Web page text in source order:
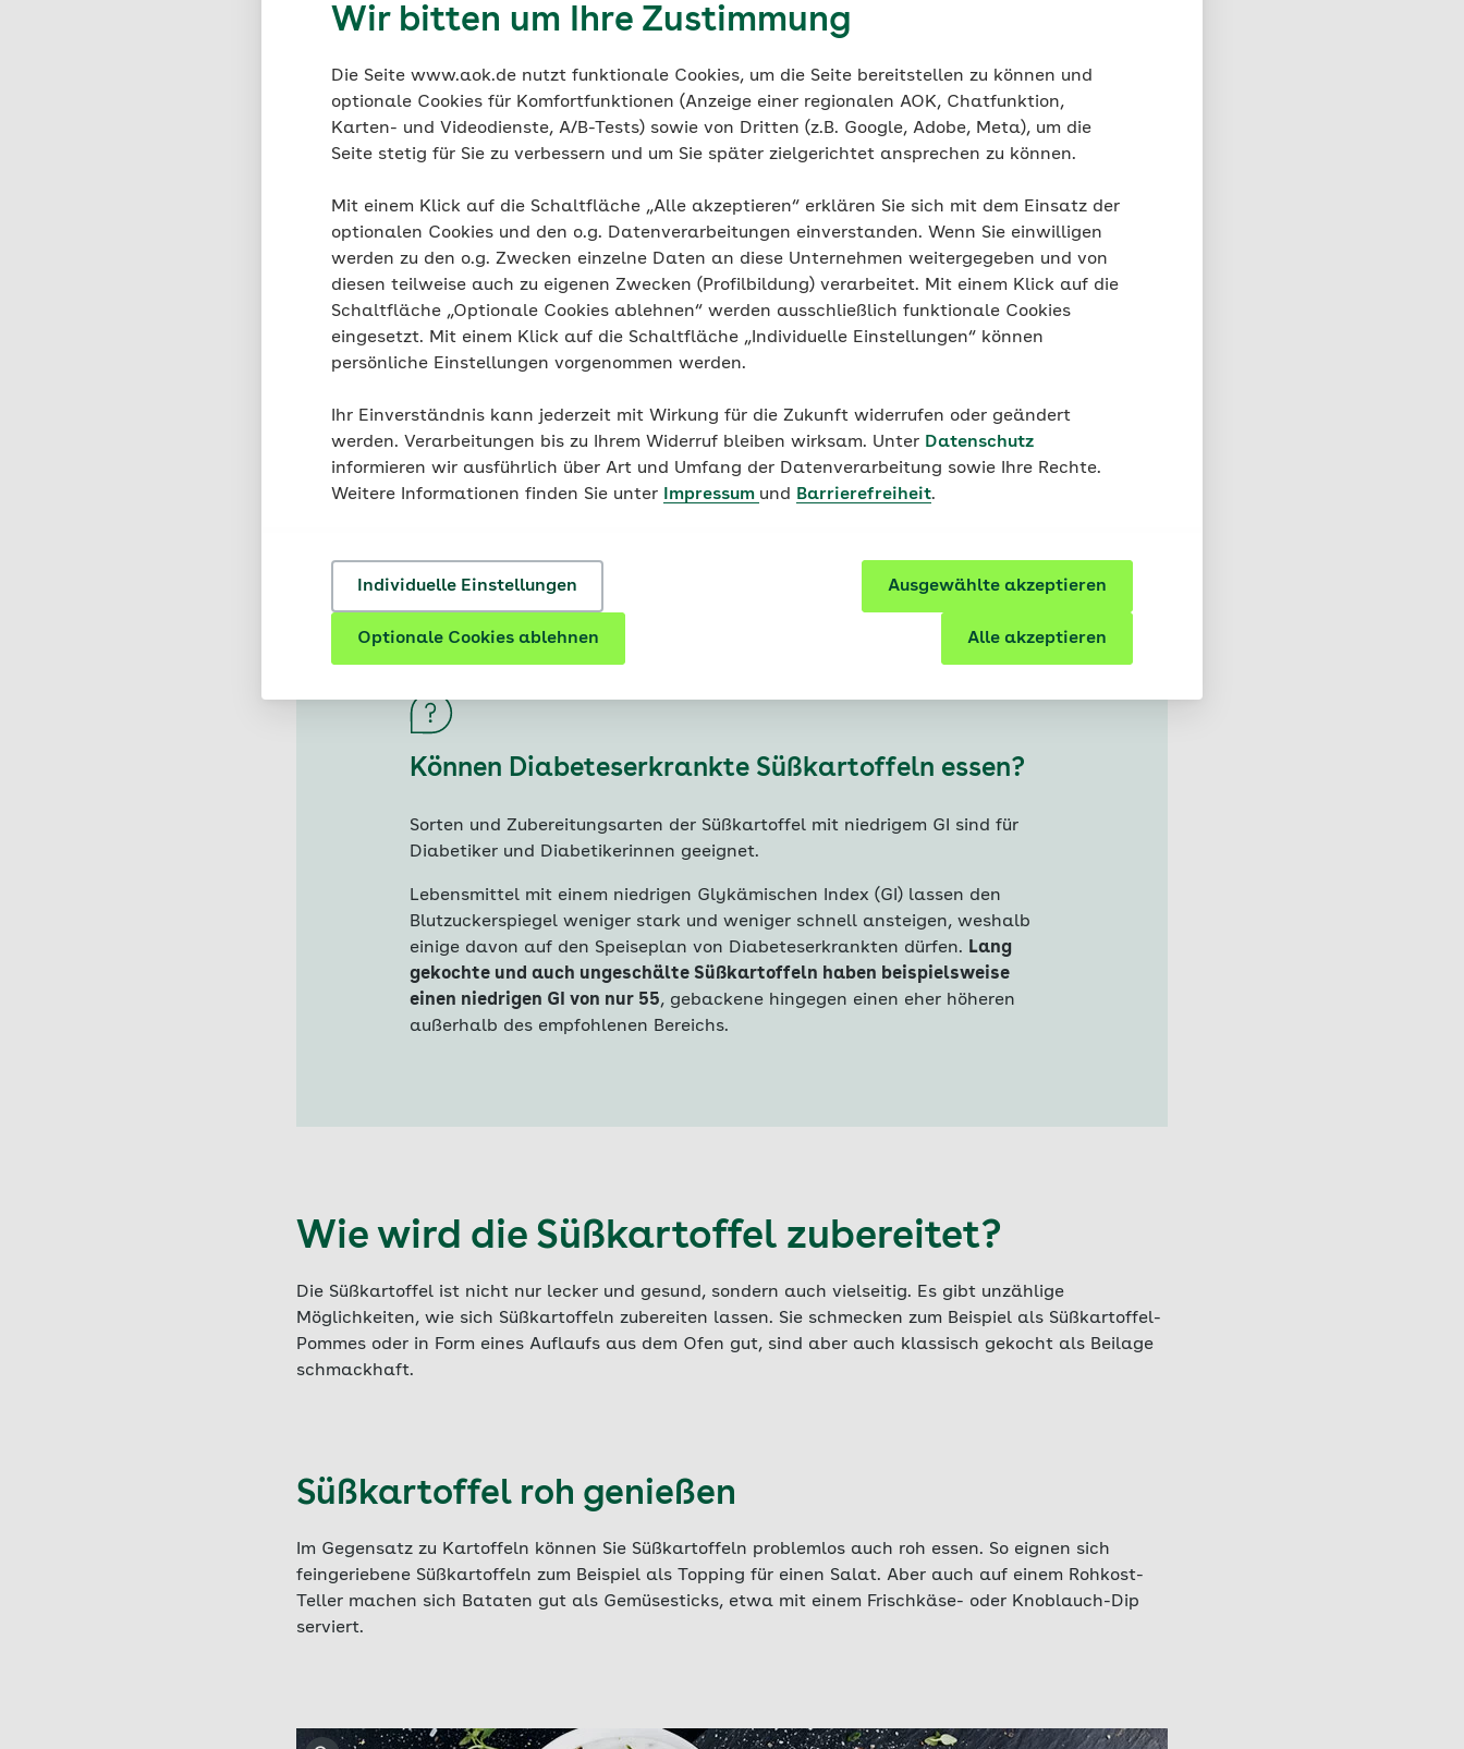
Wir bitten um Ihre Zustimmung
Die Seite www.aok.de nutzt funktionale Cookies, um die Seite bereitstellen zu können und
optionale Cookies für Komfortfunktionen (Anzeige einer regionalen AOK, Chatfunktion,
Karten- und Videodienste, A/B-Tests) sowie von Dritten (z.B. Google, Adobe, Meta), um die
Seite stetig für Sie zu verbessern und um Sie später zielgerichtet ansprechen zu können.
Mit einem Klick auf die Schaltfläche „Alle akzeptieren“ erklären Sie sich mit dem Einsatz der
optionalen Cookies und den o.g. Datenverarbeitungen einverstanden. Wenn Sie einwilligen
werden zu den o.g. Zwecken einzelne Daten an diese Unternehmen weitergegeben und von
diesen teilweise auch zu eigenen Zwecken (Profilbildung) verarbeitet. Mit einem Klick auf die
Schaltfläche „Optionale Cookies ablehnen“ werden ausschließlich funktionale Cookies
eingesetzt. Mit einem Klick auf die Schaltfläche „Individuelle Einstellungen“ können
persönliche Einstellungen vorgenommen werden.
Ihr Einverständnis kann jederzeit mit Wirkung für die Zukunft widerrufen oder geändert
werden. Verarbeitungen bis zu Ihrem Widerruf bleiben wirksam. Unter Datenschutz
informieren wir ausführlich über Art und Umfang der Datenverarbeitung sowie Ihre Rechte.
Weitere Informationen finden Sie unter
Impressum und Barrierefreiheit.
Individuelle Einstellungen Ausgewählte akzeptieren
Optionale Cookies ablehnen Alle akzeptieren
Welche Nährstoffe stecken in der
Süßkartoffel?
Bataten sind gute Sattmacher.Sie enthalten wenig Fett und Eiweiß und liefern durch den Gehalt an
Kohlenhydraten jede Menge Energie und Ballaststoffe. Im Vergleich: Die Kartoffel enthält weniger
Kohlenhydrate und Ballaststoffe als die Süßkartoffel, allerdings im Verhältnis auch weniger Fett.
Neben Kohlenhydraten punkten Süßkartoffeln auch mit vielenVitaminenund Mineralstoffen.
enthalten zum Beispiel mehr Calcium, Vitamin CundVitamin Eals Kartoffeln.
Besonders reichhaltig
sind sie an Beta-Carotin, der Vorstufe von Vitamin A, die den Bataten ihre leuchtend orange Farbe
wichtige Funktionen im Stoffwechsel. Es sorgt zum Beispiel dafür, dass sich die Zellen ausbilden
können – das ist unter anderem wichtig, um Haut und Schleimhäute gesund zu halten. Bekannt ist
Vitamin A zudem als „Augen-Vitamin“. In seiner umgewandelten Form Retinal sorgt es in der Netzhaut
dafür, dass das Sehen gut funktioniert.
Können Diabeteserkrankte Süßkartoffeln essen?
Sorten und Zubereitungsarten der Süßkartoffel mit niedrigem GI sind für
Diabetiker und Diabetikerinnen geeignet.
Lebensmittel mit einem niedrigen Glykämischen Index (GI) lassen den
Blutzuckerspiegel weniger stark und weniger schnell ansteigen, weshalb
einige davon auf den Speiseplan von Diabeteserkrankten dürfen. Lang
gekochte und auch ungeschälte Süßkartoffeln haben beispielsweise
einen niedrigen GI von nur 55, gebackene hingegen einen eher höheren
außerhalb des empfohlenen Bereichs.
Wie wird die Süßkartoffel zubereitet?
Die Süßkartoffel ist nicht nur lecker und gesund, sondern auch vielseitig. Es gibt unzählige
Möglichkeiten, wie sich Süßkartoffeln zubereiten lassen. Sie schmecken zum Beispiel als Süßkartoffel-
Pommes oder in Form eines Auflaufs aus dem Ofen gut, sind aber auch klassisch gekocht als Beilage
schmackhaft.
Süßkartoffel roh genießen
Im Gegensatz zu Kartoffeln können Sie Süßkartoffeln problemlos auch roh essen. So eignen sich
feingeriebene Süßkartoffeln zum Beispiel als Topping für einen Salat. Aber auch auf einem Rohkost-
Teller machen sich Bataten gut als Gemüsesticks, etwa mit einem Frischkäse- oder Knoblauch-Dip
serviert.